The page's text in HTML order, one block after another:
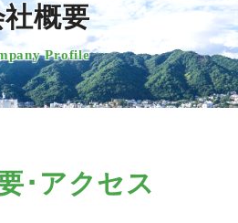
概要
Profile
･アクセス